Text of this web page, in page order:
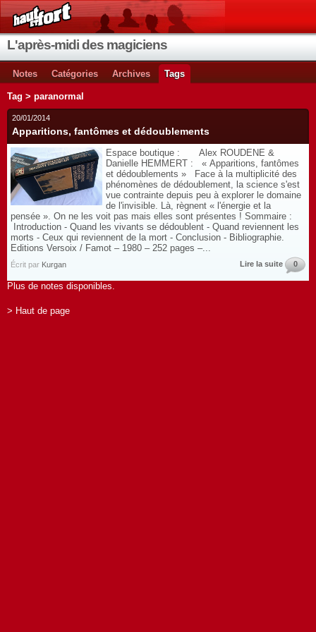
L'après-midi des magiciens
Notes Catégories Archives Tags
Tag > paranormal
20/01/2014
Apparitions, fantômes et dédoublements
Espace boutique : Alex ROUDENE &
Danielle HEMMERT : « Apparitions, fantômes
et dédoublements » Face à la multiplicité des
phénomènes de dédoublement, la science s'est
vue contrainte depuis peu à explorer le domaine
de l'invisible. Là, règnent « l'énergie et la
pensée ». On ne les voit pas mais elles sont présentes ! Sommaire :
Introduction - Quand les vivants se dédoublent - Quand reviennent les
morts - Ceux qui reviennent de la mort - Conclusion - Bibliographie.
Editions Versoix / Famot – 1980 – 252 pages –...
Écrit par Kurgan Lire la suite 0
Plus de notes disponibles.
> Haut de page